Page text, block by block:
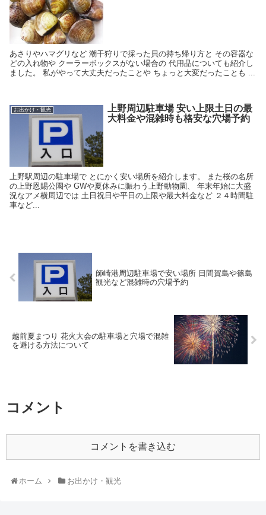
あさりやハマグリなど 潮干狩りで採った貝の持ち帰り方と その容器な
どの入れ物や クーラーボックスがない場合の 代用品についても紹介し
ました。 私がやって大丈夫だったことや ちょっと大変だったことも ...
お出かけ・観光
上野周辺駐車場 安い上限土日の最
大料金や混雑時も格安な穴場予約
上野駅周辺の駐車場で とにかく安い場所を紹介します。 また桜の名所
の上野恩賜公園や GWや夏休みに賑わう上野動物園、 年末年始に大盛
況なアメ横周辺では 土日祝日や平日の上限や最大料金など ２４時間駐
車など...
師崎港周辺駐車場で安い場所 日間賀島や篠島
観光など混雑時の穴場予約
越前夏まつり 花火大会の駐車場と穴場で混雑
を避ける方法について
コメント
コメントを書き込む
ホーム お出かけ・観光